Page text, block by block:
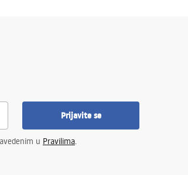
Prijavite se
u Pravilima.